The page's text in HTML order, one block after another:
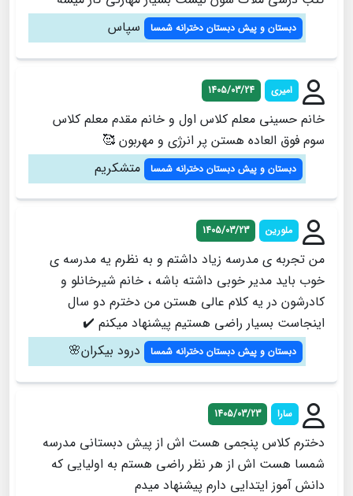
دبستان و پیش دبستان دخترانه شمسا سپاس
امیری 1405/03/24
خانم حسینی معلم کلاس اول و خانم مقدم معلم کلاس
سوم فوق العاده هستن پر انرژی و مهربون 🥰
دبستان و پیش دبستان دخترانه شمسا متشکریم
ملورین 1405/03/23
من تجربه ی مدرسه زیاد داشتم و به نظرم یه مدرسه ی
خوب باید مدیر خوبی داشته باشه ، خانم شیرخانلو و
کادرشون در یه کلام عالی هستن من دخترم دو سال
اینجاست بسیار راضی هستیم پیشنهاد میکنم ✔️
دبستان و پیش دبستان دخترانه شمسا درود بیکران🌸
سارا 1405/03/23
دخترم کلاس پنجمی هست اش از پیش دبستانی مدرسه
شمسا هست اش از هر نظر راضی هستم به اولیایی که
دانش آموز ایتدایی دارم پیشنهاد میدم